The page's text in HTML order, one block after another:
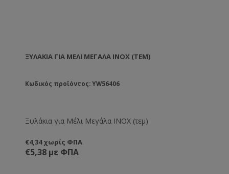
ΞΥΛΆΚΙΑ ΓΙΑ ΜΈΛΙ ΜΕΓΆΛΑ INOX (ΤΕΜ)
Κωδικός προϊόντος: YW56406
Ξυλάκια για Μέλι Μεγάλα INOX (τεμ)
€4,34 χωρίς ΦΠΑ
€5,38 με ΦΠΑ